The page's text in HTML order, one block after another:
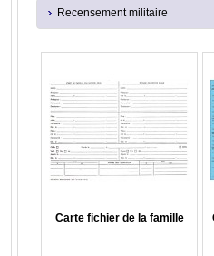
Recensement militaire
Carte fichier de la famille